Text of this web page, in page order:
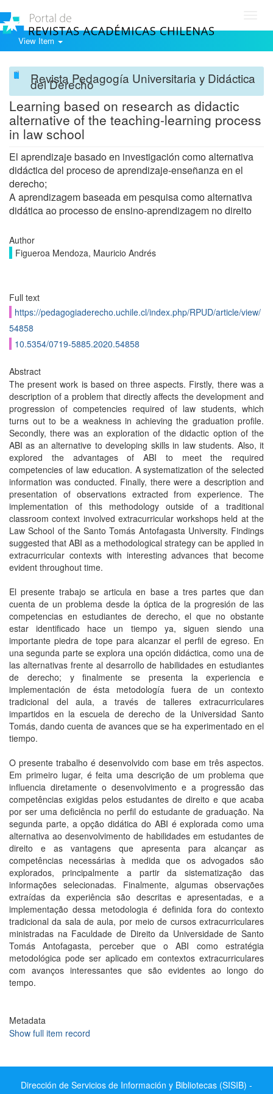
View Item
Revista Pedagogía Universitaria y Didáctica
del Derecho
Learning based on research as didactic
alternative of the teaching-learning process
in law school
El aprendizaje basado en investigación como alternativa
didáctica del proceso de aprendizaje-enseñanza en el
derecho;
A aprendizagem baseada em pesquisa como alternativa
didática ao processo de ensino-aprendizagem no direito
Author
Figueroa Mendoza, Mauricio Andrés
Full text
https://pedagogiaderecho.uchile.cl/index.php/RPUD/article/view/
54858
10.5354/0719-5885.2020.54858
Abstract
The present work is based on three aspects. Firstly, there was a
description of a problem that directly affects the development and
progression of competencies required of law students, which
turns out to be a weakness in achieving the graduation profile.
Secondly, there was an exploration of the didactic option of the
ABI as an alternative to developing skills in law students. Also, it
explored the advantages of ABI to meet the required
competencies of law education. A systematization of the selected
information was conducted. Finally, there were a description and
presentation of observations extracted from experience. The
implementation of this methodology outside of a traditional
classroom context involved extracurricular workshops held at the
Law School of the Santo Tomás Antofagasta University. Findings
suggested that ABI as a methodological strategy can be applied in
extracurricular contexts with interesting advances that become
evident throughout time.
El presente trabajo se articula en base a tres partes que dan
cuenta de un problema desde la óptica de la progresión de las
competencias en estudiantes de derecho, el que no obstante
estar identificado hace un tiempo ya, siguen siendo una
importante piedra de tope para alcanzar el perfil de egreso. En
una segunda parte se explora una opción didáctica, como una de
las alternativas frente al desarrollo de habilidades en estudiantes
de derecho; y finalmente se presenta la experiencia e
implementación de ésta metodología fuera de un contexto
tradicional del aula, a través de talleres extracurriculares
impartidos en la escuela de derecho de la Universidad Santo
Tomás, dando cuenta de avances que se ha experimentado en el
tiempo.
O presente trabalho é desenvolvido com base em três aspectos.
Em primeiro lugar, é feita uma descrição de um problema que
influencia diretamente o desenvolvimento e a progressão das
competências exigidas pelos estudantes de direito e que acaba
por ser uma deficiência no perfil do estudante de graduação. Na
segunda parte, a opção didática do ABI é explorada como uma
alternativa ao desenvolvimento de habilidades em estudantes de
direito e as vantagens que apresenta para alcançar as
competências necessárias à medida que os advogados são
explorados, principalmente a partir da sistematização das
informações selecionadas. Finalmente, algumas observações
extraídas da experiência são descritas e apresentadas, e a
implementação dessa metodologia é definida fora do contexto
tradicional da sala de aula, por meio de cursos extracurriculares
ministradas na Faculdade de Direito da Universidade de Santo
Tomás Antofagasta, perceber que o ABI como estratégia
metodológica pode ser aplicado em contextos extracurriculares
com avanços interessantes que são evidentes ao longo do
tempo.
Metadata
Show full item record
Dirección de Servicios de Información y Bibliotecas (SISIB) -